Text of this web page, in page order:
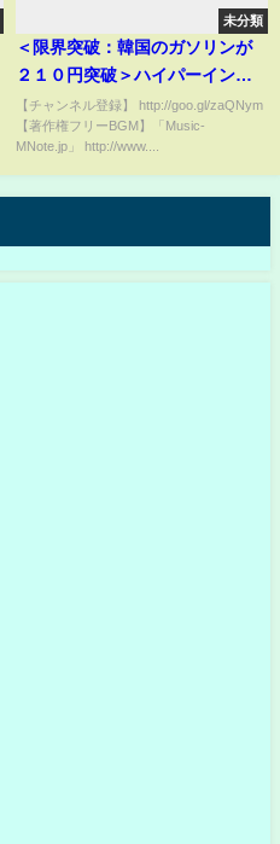
未分類
＜限界突破：韓国のガソリンが
２１０円突破＞ハイパーインフ
レに死に行く韓国人！
【チャンネル登録】 http://goo.gl/zaQNym
【著作権フリーBGM】「Music-
MNote.jp」 http://www....